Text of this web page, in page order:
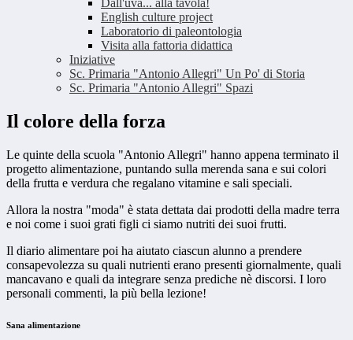
Dall'uva... alla tavola!
English culture project
Laboratorio di paleontologia
Visita alla fattoria didattica
Iniziative
Sc. Primaria "Antonio Allegri" Un Po' di Storia
Sc. Primaria "Antonio Allegri" Spazi
Il colore della forza
Le quinte della scuola "Antonio Allegri" hanno appena terminato il
progetto alimentazione, puntando sulla merenda sana e sui colori
della frutta e verdura che regalano vitamine e sali speciali.
Allora la nostra "moda" è stata dettata dai prodotti della madre terra
e noi come i suoi grati figli ci siamo nutriti dei suoi frutti.
Il diario alimentare poi ha aiutato ciascun alunno a prendere
consapevolezza su quali nutrienti erano presenti giornalmente, quali
mancavano e quali da integrare senza prediche nè discorsi. I loro
personali commenti, la più bella lezione!
Sana alimentazione